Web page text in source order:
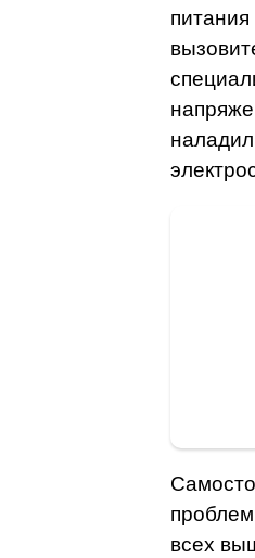
всех